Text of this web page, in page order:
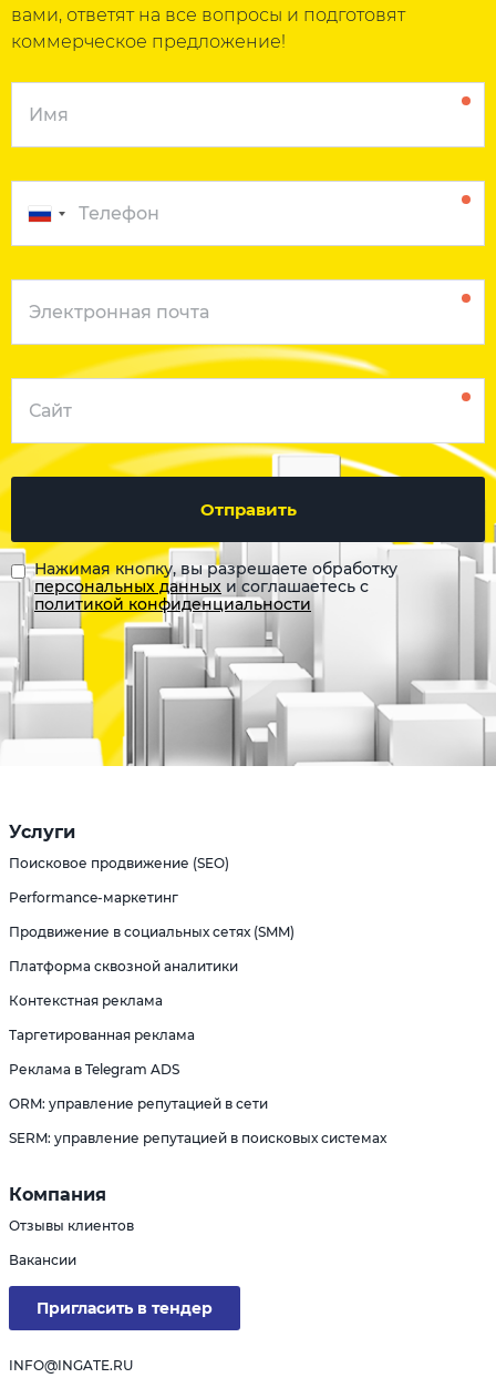
вами, ответят на все вопросы и подготовят
коммерческое предложение!
Отправить
Нажимая кнопку, вы разрешаете обработку
персональных данных и соглашаетесь с
политикой конфиденциальности
Услуги
Поисковое продвижение (SEO)
Performance-маркетинг
Продвижение в социальных сетях (SMM)
Платформа сквозной аналитики
Контекстная реклама
Таргетированная реклама
Реклама в Telegram ADS
ORM: управление репутацией в сети
SERM: управление репутацией в поисковых системах
Компания
Отзывы клиентов
Вакансии
Пригласить в тендер
INFO@INGATE.RU